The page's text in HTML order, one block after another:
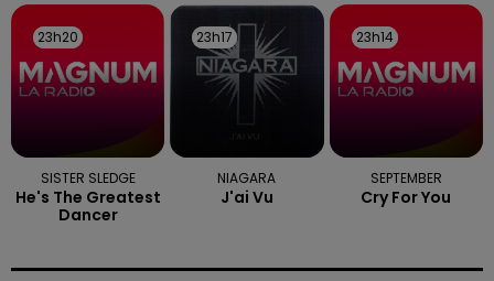
23h20
23h20
SISTER SLEDGE
He's The Greatest
Dancer
23h17
23h17
NIAGARA
J'ai Vu
23h14
23h14
SEPTEMBER
Cry For You